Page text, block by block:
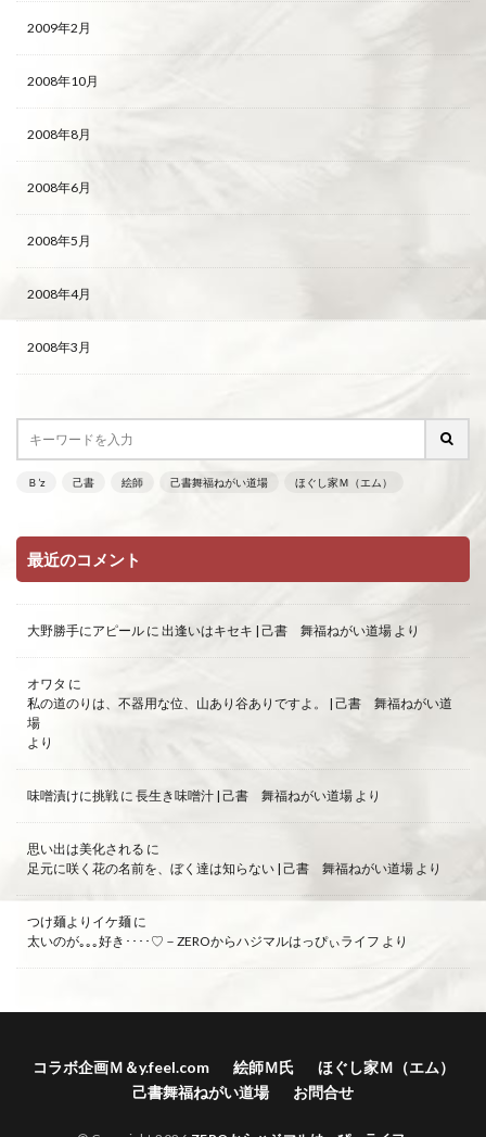
2009年2月
2008年10月
2008年8月
2008年6月
2008年5月
2008年4月
2008年3月
Ｂ’z 己書 絵師 己書舞福ねがい道場 ほぐし家Ｍ（エム）
最近のコメント
大野勝手にアピール に 出逢いはキセキ | 己書 舞福ねがい道場 より
オワタ に
私の道のりは、不器用な位、山あり谷ありですよ。 | 己書 舞福ねがい道
場
より
味噌漬けに挑戦 に 長生き味噌汁 | 己書 舞福ねがい道場 より
思い出は美化される に
足元に咲く花の名前を、ぼく達は知らない | 己書 舞福ねがい道場 より
つけ麺よりイケ麺 に
太いのが｡｡｡好き････♡－ZEROからハジマルはっぴぃライフ より
コラボ企画Ｍ＆y.feel.com 絵師Ｍ氏
ほぐし家Ｍ（エム）
己書舞福ねがい道場
お問合せ